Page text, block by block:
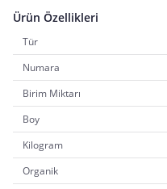
Ürün Özellikleri
Tür
Numara
Birim Miktarı
Boy
Kilogram
Organik